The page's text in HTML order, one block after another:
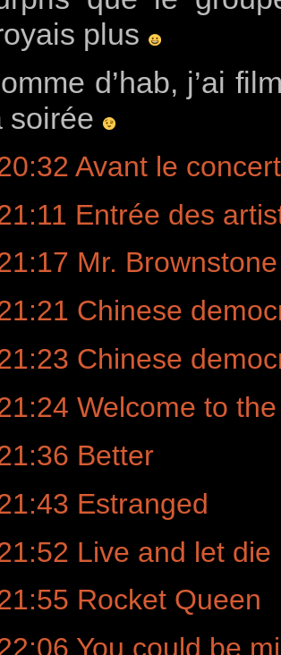
plus
d’hab, j’ai
soirée
Avant le concert
Entrée des
Mr. Brownstone
Chinese
Chinese
Welcome to
Better
Estranged
Live and let die
Rocket Queen
You could be